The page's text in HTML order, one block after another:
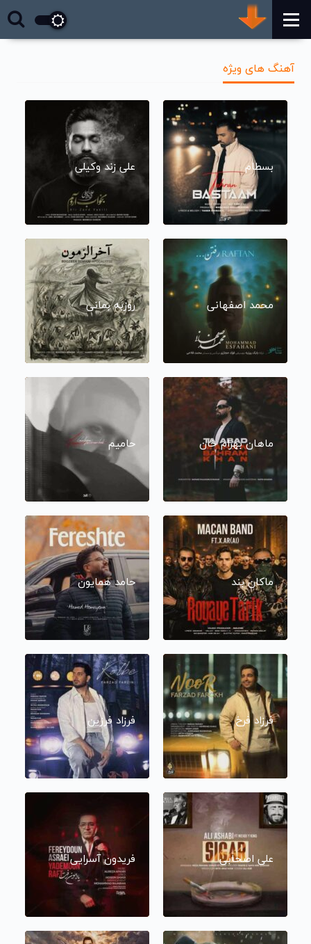
آهنگ های ویژه
بسطام علی زند وکیلی
محمد اصفهانی روزبه بمانی
ماهان بهرام خان حامیم
ماکان بند حامد همایون
فرزاد فرخ فرزاد فرزین
علی اصحابی فریدون آسرایی